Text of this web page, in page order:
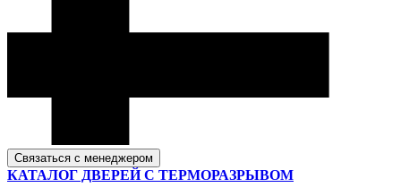
Связаться с менеджером
КАТАЛОГ ДВЕРЕЙ С ТЕРМОРАЗРЫВОМ